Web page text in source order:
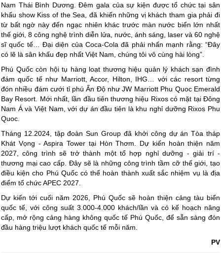
Nam Thái Bình Dương. Đêm gala của sự kiện được tổ chức tại sân
khấu show Kiss of the Sea, đã khiến những vị khách tham gia phải đi
từ bất ngờ này đến ngạc nhiên khác trước màn nước biển lớn nhất
thế giới, 8 công nghệ trình diễn lửa, nước, ánh sáng, laser và 60 nghệ
sĩ quốc tế… Đại diện của Coca-Cola đã phải nhấn mạnh rằng: “Đây
có lẽ là sân khấu đẹp nhất Việt Nam, chúng tôi vô cùng hài lòng”.
Phú Quốc còn hội tụ hàng loạt thương hiệu quản lý khách sạn đình
đám quốc tế như Marriott, Accor, Hilton, IHG… với các resort từng
đón nhiều đám cưới tỉ phú Ấn Độ như JW Marriott Phu Quoc Emerald
Bay Resort. Mới nhất, lần đầu tiên thương hiệu Rixos có mặt tại Đông
Nam Á và Việt Nam, với dự án đầu tiên là khu nghỉ dưỡng Rixos Phu
Quoc.
Tháng 12.2024, tập đoàn Sun Group đã khởi công dự án Tòa tháp
Khát Vọng - Aspira Tower tại Hòn Thơm. Dự kiến hoàn thiện năm
2027, công trình sẽ trở thành một tổ hợp nghỉ dưỡng - giải trí -
thương mại cao cấp. Đây sẽ là những công trình tầm cỡ thế giới, tạo
điều kiện cho Phú Quốc có thể hoàn thành xuất sắc nhiệm vụ là địa
điểm tổ chức APEC 2027.
Dự kiến tới cuối năm 2026, Phú Quốc sẽ hoàn thiện cảng tàu biển
quốc tế, với công suất 3.000-4.000 khách/lần và có kế hoạch nâng
cấp, mở rộng cảng hàng không quốc tế Phú Quốc, để sẵn sàng đón
đầu hàng triệu lượt khách quốc tế mỗi năm.
PV